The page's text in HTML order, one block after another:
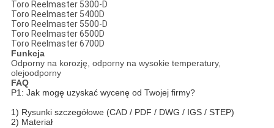
Toro Reelmaster 5300-D
Toro Reelmaster 5400D
Toro Reelmaster 5500-D
Toro Reelmaster 6500D
Toro Reelmaster 6700D
Funkcja
Odporny na korozję, odporny na wysokie temperatury,
olejoodporny
FAQ
P1: Jak mogę uzyskać wycenę od Twojej firmy?
1) Rysunki szczegółowe (CAD / PDF / DWG / IGS / STEP)
2) Materiał